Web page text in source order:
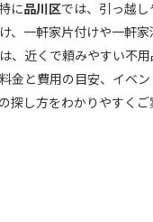
に品川区では、引っ越
、一軒家片付けや一軒
、近くで頼みやすい不
金と費用の目安、イベ
探し方をわかりやすくご